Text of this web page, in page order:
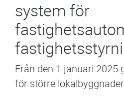
system för
Från den 1 januari 2025
för större